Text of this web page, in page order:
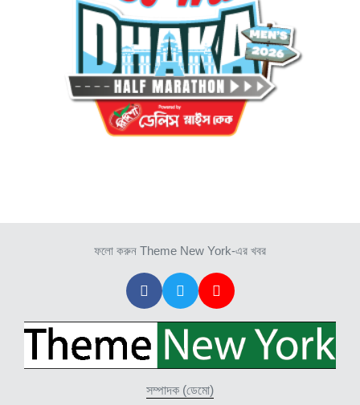
ফলো করুন Theme New York-এর খবর
সম্পাদক (ডেমো)